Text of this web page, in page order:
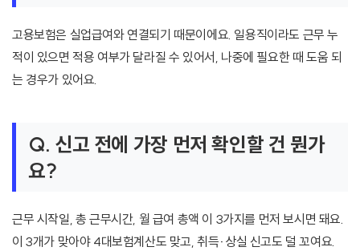
고용보험은 실업급여와 연결되기 때문이에요. 일용직이라도 근무 누
적이 있으면 적용 여부가 달라질 수 있어서, 나중에 필요한 때 도움 되
는 경우가 있어요.
Q. 신고 전에 가장 먼저 확인할 건 뭔가
요?
근무 시작일, 총 근무시간, 월 급여 총액 이 3가지를 먼저 보시면 돼요.
이 3개가 맞아야 4대보험계산도 맞고, 취득·상실 신고도 덜 꼬여요.